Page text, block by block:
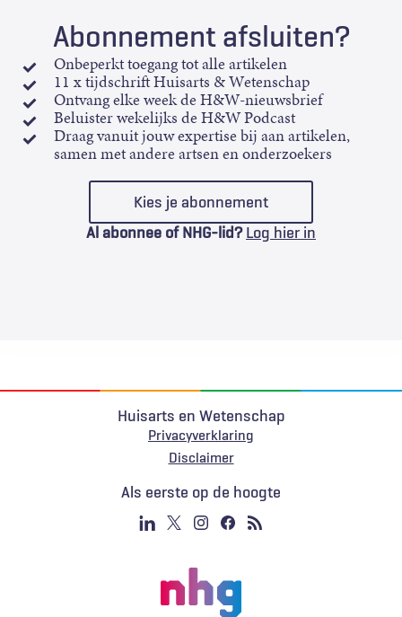
Abonnement afsluiten?
Onbeperkt toegang tot alle artikelen
11 x tijdschrift Huisarts & Wetenschap
Ontvang elke week de H&W-nieuwsbrief
Beluister wekelijks de H&W Podcast
Draag vanuit jouw expertise bij aan artikelen,
samen met andere artsen en onderzoekers
Kies je abonnement
Al abonnee of NHG-lid? Log hier in
Huisarts en Wetenschap
Privacyverklaring
Voet
Disclaimer
Als eerste op de hoogte